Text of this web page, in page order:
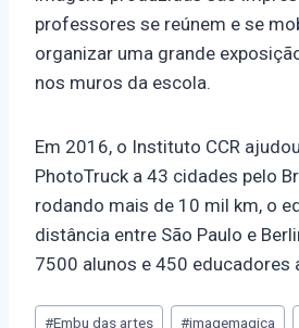
professores se reúnem e se
organizar uma grande
nos muros da escola.
Em 2016, o Instituto CCR
PhotoTruck a 43 cidades pelo
rodando mais de 10 mil km, o
distância entre São Paulo e
7500 alunos e 450 educadores
#Embu das artes #imagemagica